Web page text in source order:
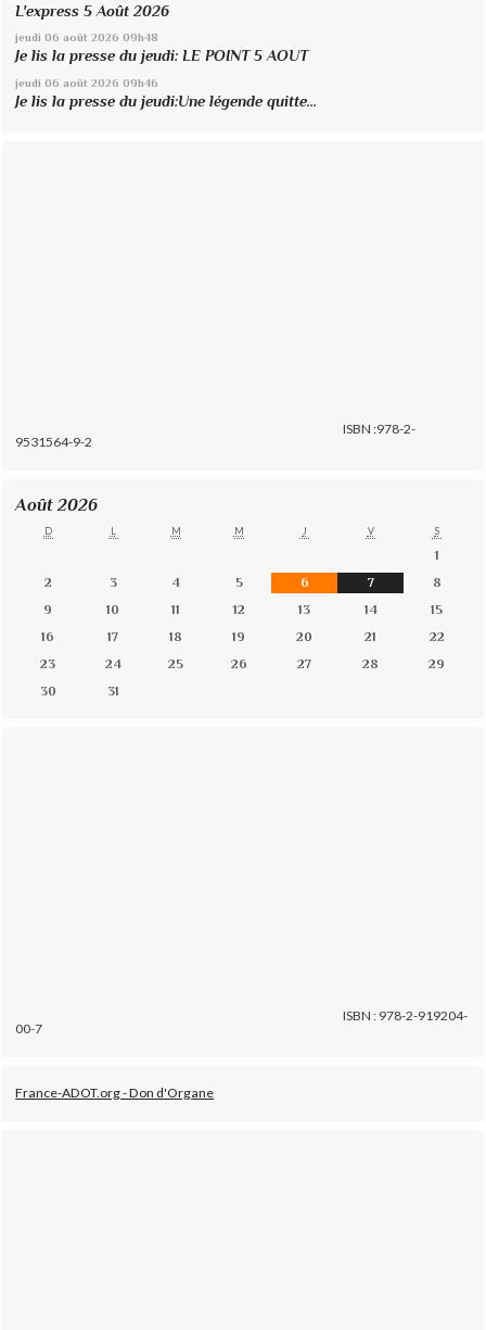
L'express 5 Août 2026
jeudi 06 août 2026 09h48
Je lis la presse du jeudi: LE POINT 5 AOUT
jeudi 06 août 2026 09h46
Je lis la presse du jeudi:Une légende quitte...
ISBN :978-2-
9531564-9-2
Août 2026
D L M M J V S
1
2
3 4 5 6 7
8
9
10 11 12 13 14
15
16
17 18 19 20 21
22
23
24 25 26 27 28
29
30
31
ISBN : 978-2-919204-
00-7
France-ADOT.org - Don d'Organe